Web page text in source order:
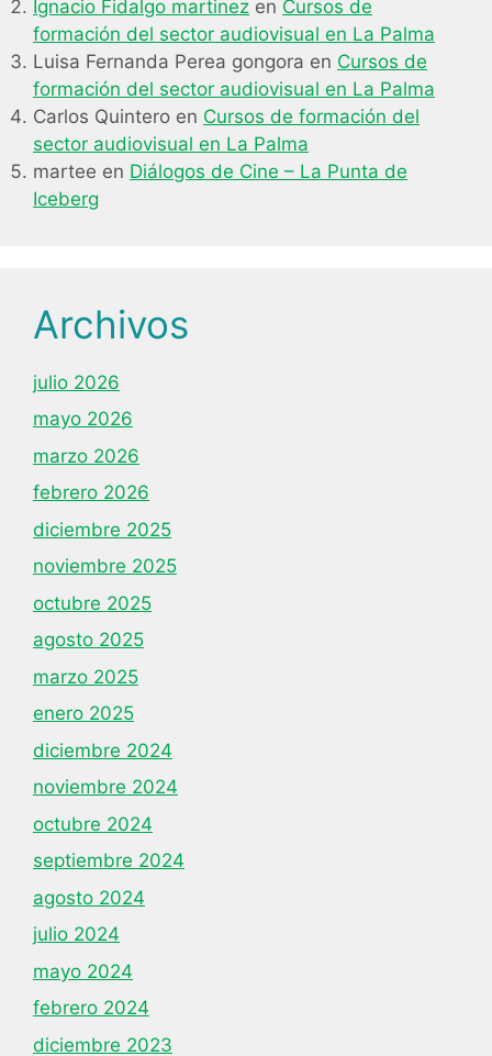
Ignacio Fidalgo martinez en Cursos de
formación del sector audiovisual en La Palma
Luisa Fernanda Perea gongora en Cursos de
formación del sector audiovisual en La Palma
Carlos Quintero en Cursos de formación del
sector audiovisual en La Palma
martee en Diálogos de Cine – La Punta de
Iceberg
Archivos
julio 2026
mayo 2026
marzo 2026
febrero 2026
diciembre 2025
noviembre 2025
octubre 2025
agosto 2025
marzo 2025
enero 2025
diciembre 2024
noviembre 2024
octubre 2024
septiembre 2024
agosto 2024
julio 2024
mayo 2024
febrero 2024
diciembre 2023